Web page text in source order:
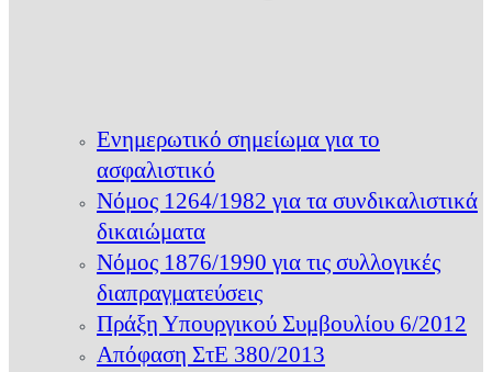
Ενημερωτικό σημείωμα για το
ασφαλιστικό
Νόμος 1264/1982 για τα συνδικαλιστικά
δικαιώματα
Νόμος 1876/1990 για τις συλλογικές
διαπραγματεύσεις
Πράξη Υπουργικού Συμβουλίου 6/2012
Απόφαση ΣτΕ 380/2013